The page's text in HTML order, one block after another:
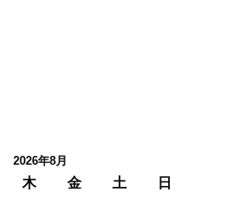
2026年8月
木 金 土
日